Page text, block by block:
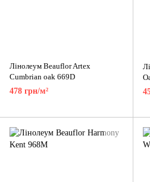
Лінолеум Beauflor Artex
Cumbrian oak 669D
478 грн/м²